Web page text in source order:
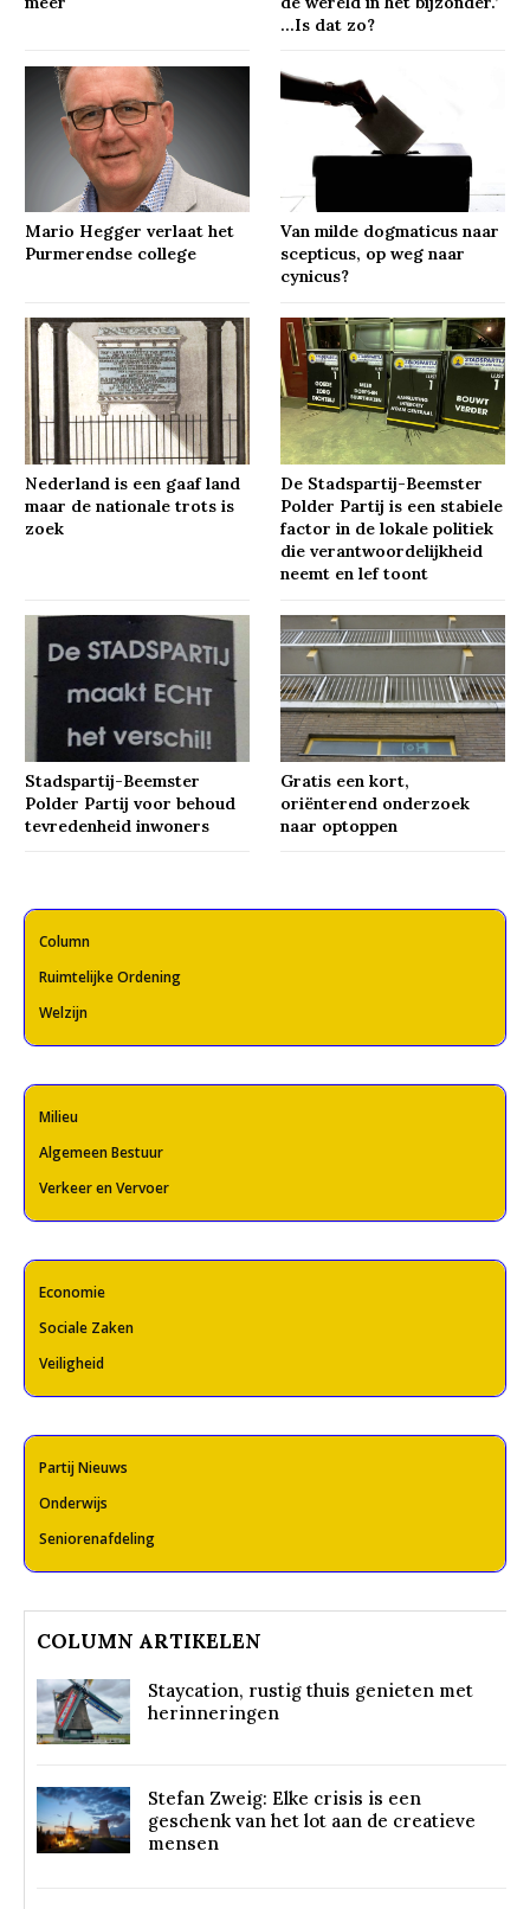
…Is dat zo?
Mario Hegger verlaat het
Purmerendse college
Van milde dogmaticus naar
scepticus, op weg naar
cynicus?
Nederland is een gaaf land
maar de nationale trots is
zoek
De Stadspartij-Beemster
Polder Partij is een stabiele
factor in de lokale politiek
die verantwoordelijkheid
neemt en lef toont
Stadspartij-Beemster
Polder Partij voor behoud
tevredenheid inwoners
Gratis een kort,
oriënterend onderzoek
naar optoppen
Column
Ruimtelijke Ordening
Welzijn
Milieu
Algemeen Bestuur
Verkeer en Vervoer
Economie
Sociale Zaken
Veiligheid
Partij Nieuws
Onderwijs
Seniorenafdeling
COLUMN ARTIKELEN
Staycation, rustig thuis genieten met
herinneringen
Stefan Zweig: Elke crisis is een
geschenk van het lot aan de creatieve
mensen